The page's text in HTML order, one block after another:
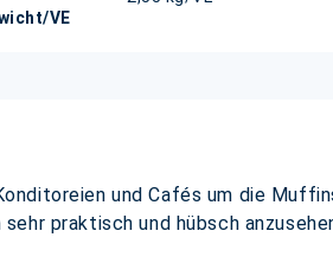
VE
und Cafés um die
praktisch und hübsch